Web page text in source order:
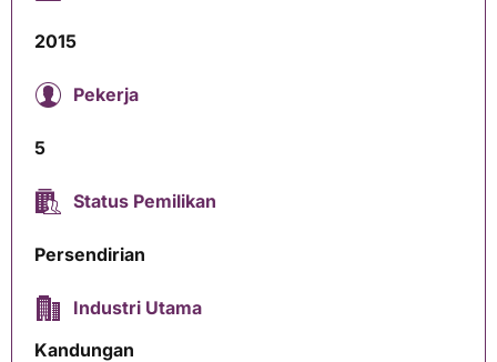
2015
Pekerja
5
Status Pemilikan
Persendirian
Industri Utama
Kandungan